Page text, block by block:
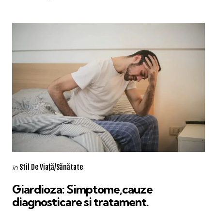
Categories
Posted
in Stil De Viaţă/Sănătate
Giardioza: Simptome,cauze
diagnosticare si tratament.